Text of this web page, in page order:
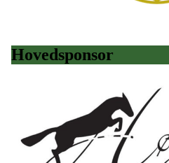
Hovedsponsor